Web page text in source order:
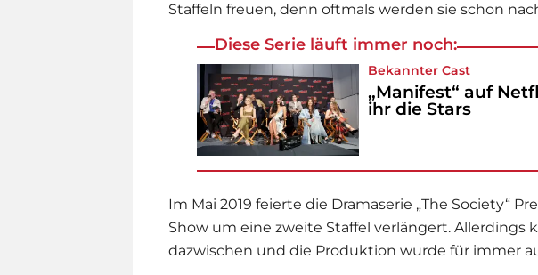
Staffeln freuen, denn oftmals werden sie schon
Diese Serie läuft immer noch:
Bekannter Cast
„Manifest“ auf
ihr die Stars
Im Mai 2019 feierte die Dramaserie „The Society“
Show um eine zweite Staffel verlängert. Allerdings
dazwischen und die Produktion wurde für immer